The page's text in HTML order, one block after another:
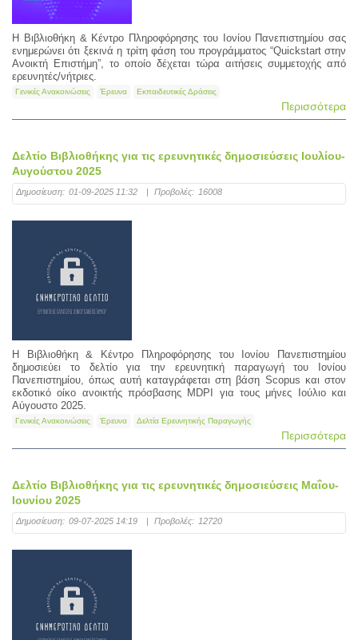
Η Βιβλιοθήκη & Κέντρο Πληροφόρησης του Ιονίου Πανεπιστημίου σας
ενημερώνει ότι ξεκινά η τρίτη φάση του προγράμματος “Quickstart στην
Ανοικτή Επιστήμη”, το οποίο δέχεται τώρα αιτήσεις συμμετοχής από
ερευνητές/νήτριες.
Γενικές Ανακοινώσεις Έρευνα Εκπαιδευτικές Δράσεις
Περισσότερα
Δελτίο Βιβλιοθήκης για τις ερευνητικές δημοσιεύσεις Ιουλίου-
Αυγούστου 2025
Δημοσίευση: 01-09-2025 11:32 Προβολές: 16008
Η Βιβλιοθήκη & Κέντρο Πληροφόρησης του Ιονίου Πανεπιστημίου
δημοσιεύει το δελτίο για την ερευνητική παραγωγή του Ιονίου
Πανεπιστημίου, όπως αυτή καταγράφεται στη βάση Scopus και στον
εκδοτικό οίκο ανοικτής πρόσβασης MDPI για τους μήνες Ιούλιο και
Αύγουστο 2025.
Γενικές Ανακοινώσεις Έρευνα Δελτία Ερευνητικής Παραγωγής
Περισσότερα
Δελτίο Βιβλιοθήκης για τις ερευνητικές δημοσιεύσεις Μαΐου-
Ιουνίου 2025
Δημοσίευση: 09-07-2025 14:19 Προβολές: 12720